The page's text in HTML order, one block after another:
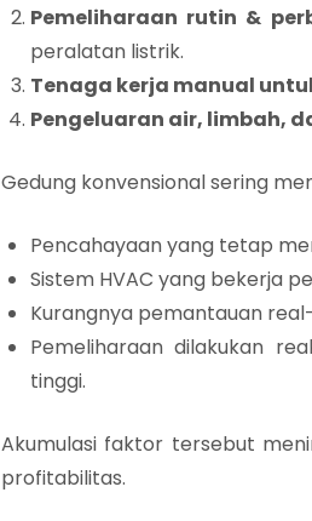
Pemeliharaan rutin &
peralatan listrik.
Tenaga kerja manual
Pengeluaran air, limbah,
Gedung konvensional sering
Pencahayaan yang tetap
Sistem HVAC yang bekerja
Kurangnya pemantauan
Pemeliharaan dilakukan
tinggi.
Akumulasi faktor tersebut
profitabilitas.